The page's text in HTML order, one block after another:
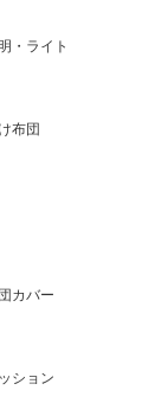
・ライト
布団
カバー
ション